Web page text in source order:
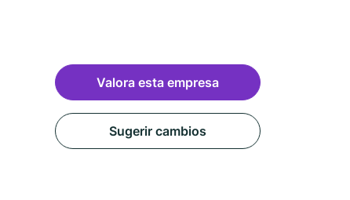
Valora esta empresa
Sugerir cambios